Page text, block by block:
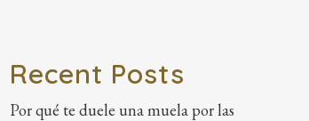
Recent Posts
Por qué te duele una muela por las